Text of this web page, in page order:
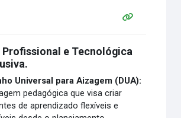
Profissional e Tecnológica
Universal para Aizagem (DUA):
pedagógica que visa criar
de aprendizado flexíveis e